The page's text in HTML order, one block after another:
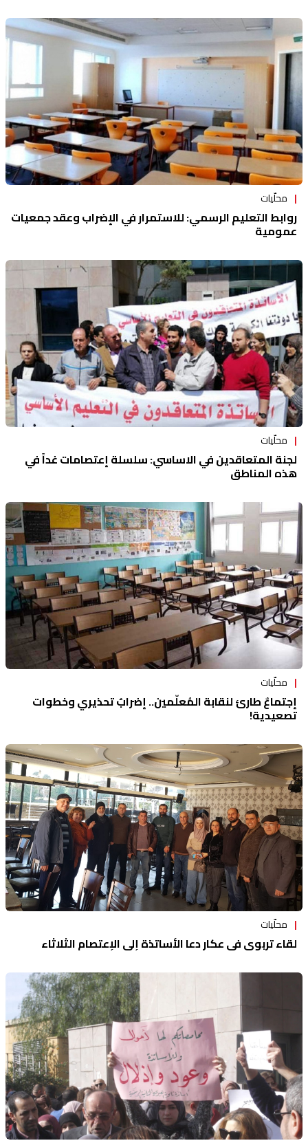
محلّيات
روابط التعليم الرسمي: للاستمرار في الإضراب وعقد جمعيات
عمومية
محلّيات
لجنة المتعاقدين في الاساسي: سلسلة إعتصامات غداً في
هذه المناطق
محلّيات
إجتماعٌ طارئ لنقابة المُعلّمين.. إضرابٌ تحذيري وخطوات
تصعيدية!
محلّيات
لقاء تربوي في عكار دعا الأساتذة إلى الإعتصام الثلاثاء